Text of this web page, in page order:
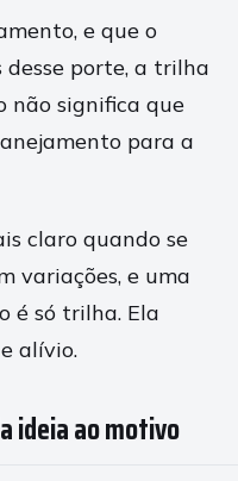
e que o
desse porte, a trilha
não significa que
para a
claro quando se
variações, e uma
é só trilha. Ela
alívio.
ideia ao motivo